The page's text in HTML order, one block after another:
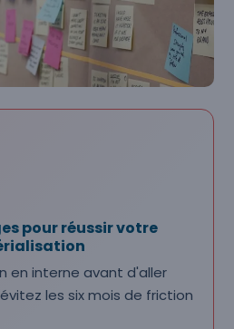
pour réussir votre
en interne avant d'aller
les six mois de friction